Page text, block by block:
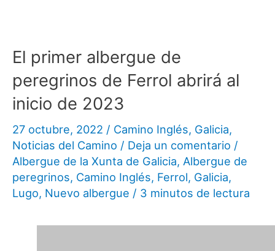
El primer albergue de
peregrinos de Ferrol abrirá al
inicio de 2023
27 octubre, 2022 / Camino Inglés, Galicia,
Noticias del Camino / Deja un comentario /
Albergue de la Xunta de Galicia, Albergue de
peregrinos, Camino Inglés, Ferrol, Galicia,
Lugo, Nuevo albergue / 3 minutos de lectura